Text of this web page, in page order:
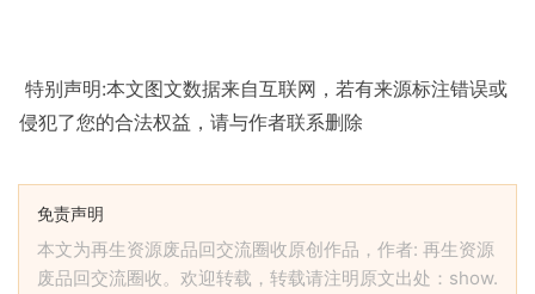
特别声明:本文图文数据来自互联网，若有来源标注错误或
侵犯了您的合法权益，请与作者联系删除
免责声明
本文为再生资源废品回交流圈收原创作品，作者: 再生资源
废品回交流圈收。欢迎转载，转载请注明原文出处：show.